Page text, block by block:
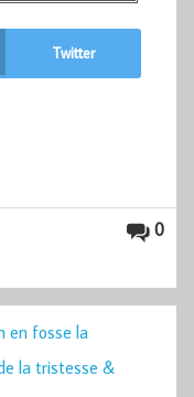
Twitter
0
en fosse la
la tristesse &